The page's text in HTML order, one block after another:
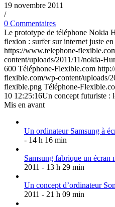
19 novembre 2011
/
0 Commentaires
Le prototype de téléphone Nokia
flexion : surfer sur internet juste
https://www.telephone-
content/uploads/2011/11/nokia-
600 Téléphone-Flexible.com
flexible.com/wp-content/uploads/
flexible.png Téléphone-
10 12:25:16Un concept futuriste :
Mis en avant
Un ordinateur Samsung à
- 14 h 16 min
Samsung fabrique un écran
2011 - 13 h 29 min
Un concept d’ordinateur
2011 - 21 h 09 min